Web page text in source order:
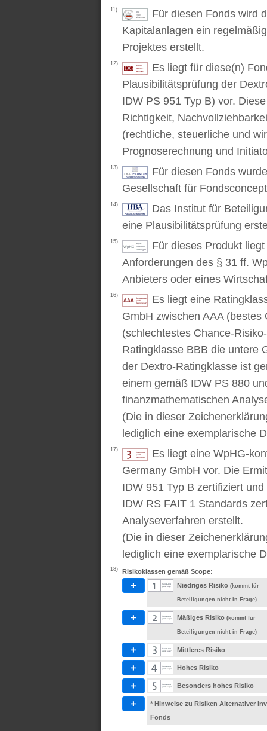
11)
Für diesen Fonds wird
Kapitalanlagen ein
Projektes erstellt.
12)
Es liegt für diese(n)
Plausibilitätsprüfung der
IDW PS 951 Typ B) vor.
Richtigkeit,
(rechtliche, steuerliche und
Prognoserechnung und
13)
Für diesen Fonds
Gesellschaft für
14)
Das Institut für
eine Plausibilitätsprüfung
15)
Für dieses Produkt
Anforderungen des § 31 ff.
Anbieters oder eines
16)
Es liegt eine
GmbH zwischen AAA
(schlechtestes Chance-
Ratingklasse BBB die untere
der Dextro-Ratingklasse ist
einem gemäß IDW PS 880
finanzmathematischen
(Die in dieser
lediglich eine exemplarische
17)
Es liegt eine WpHG-
Germany GmbH vor. Die
IDW 951 Typ B zertifiziert
IDW RS FAIT 1 Standards
Analyseverfahren erstellt.
(Die in dieser
lediglich eine exemplarische
18)
Risikoklassen gemäß Scope:
Niedriges Risiko (kommt für
Beteiligungen nicht in Frage)
Mäßiges Risiko (kommt für
Beteiligungen nicht in Frage)
Mittleres Risiko
Hohes Risiko
Besonders hohes Risiko
* Hinweise zu Risiken Alternativer
Fonds